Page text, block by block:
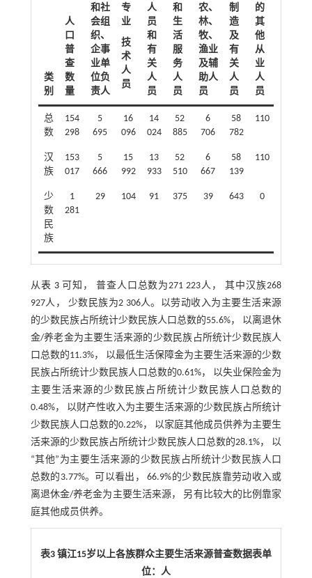
类
别
人
口
普
查
数
量
和社
会组
织、
企事
业单
位负
责人
专
业
技
术
人
员
人
员
和
有
关
人
员
和
生
活
服
务
人
员
农、
林、
牧、
渔业
及辅
助人
员
制
造
及
有
关
人
员
的
其
他
从
业
人
员
总
数
154
298
5
695
16
096
14
024
52
885
6
706
58
782
110
汉
族
153
017
5
666
15
992
13
933
52
510
6
667
58
139
110
少
数
民
族
1
281
29 104 91 375 39 643 0
从表 3可知， 普查人口总数为271 223人， 其中汉族268
927人， 少数民族为2 306人。以劳动收入为主要生活来源
的少数民族占所统计少数民族人口总数的55.6%， 以离退休
金/养老金为主要生活来源的少数民族占所统计少数民族人
口总数的11.3%， 以最低生活保障金为主要生活来源的少数
民族占所统计少数民族人口总数的0.61%， 以失业保险金为
主要生活来源的少数民族占所统计少数民族人口总数的
0.48%， 以财产性收入为主要生活来源的少数民族占所统计
少数民族人口总数的0.22%， 以家庭其他成员供养为主要生
活来源的少数民族占所统计少数民族人口总数的28.1%， 以
“其他”为主要生活来源的少数民族占所统计少数民族人口
总数的3.77%。可以看出， 66.9%的少数民族靠劳动收入或
离退休金/养老金为主要生活来源， 另有比较大的比例靠家
庭其他成员供养。
表3 镇江15岁以上各族群众主要生活来源普查数据表单
位：人